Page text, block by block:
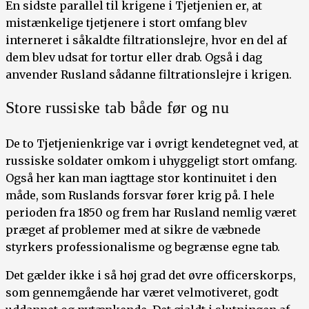
En sidste parallel til krigene i Tjetjenien er, at
mistænkelige tjetjenere i stort omfang blev
interneret i såkaldte filtrationslejre, hvor en del af
dem blev udsat for tortur eller drab. Også i dag
anvender Rusland sådanne filtrationslejre i krigen.
Store russiske tab både før og nu
De to Tjetjenienkrige var i øvrigt kendetegnet ved, at
russiske soldater omkom i uhyggeligt stort omfang.
Også her kan man iagttage stor kontinuitet i den
måde, som Ruslands forsvar fører krig på. I hele
perioden fra 1850 og frem har Rusland nemlig været
præget af problemer med at sikre de væbnede
styrkers professionalisme og begrænse egne tab.
Det gælder ikke i så høj grad det øvre officerskorps,
som gennemgående har været velmotiveret, godt